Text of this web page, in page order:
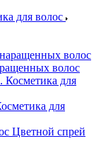
для волос
волос
для
Цветной спрей